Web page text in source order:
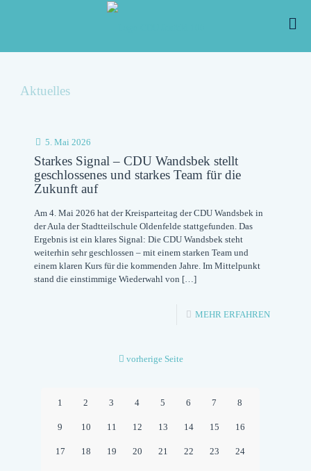
Aktuelles
5. Mai 2026
Starkes Signal – CDU Wandsbek stellt
geschlossenes und starkes Team für die
Zukunft auf
Am 4. Mai 2026 hat der Kreisparteitag der CDU Wandsbek in
der Aula der Stadtteilschule Oldenfelde stattgefunden. Das
Ergebnis ist ein klares Signal: Die CDU Wandsbek steht
weiterhin sehr geschlossen – mit einem starken Team und
einem klaren Kurs für die kommenden Jahre. Im Mittelpunkt
stand die einstimmige Wiederwahl von […]
MEHR ERFAHREN-
vorherige Seite
1 2 3 4 5 6 7 8
9 10 11 12 13 14 15 16
17 18 19 20 21 22 23 24